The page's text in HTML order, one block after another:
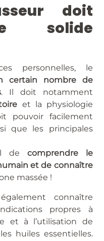
doit
solide
personnelles, le
certain nombre de
. Il doit notamment
et la physiologie
pouvoir facilement
que les principales
de comprendre le
et de connaître
massée !
connaître
propres à
et à l’utilisation de
huiles essentielles.